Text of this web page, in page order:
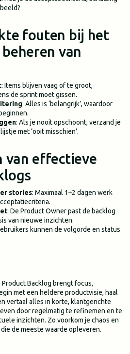
fouten bij het
van
: Items blijven vaag of te groot,
de sprint moet gissen.
: Alles is ‘belangrijk’, waardoor
: Als je nooit opschoont, verzand je
met ‘ooit misschien’.
van effectieve
stories: Maximaal 1–2 dagen werk
: De Product Owner past de backlog
van nieuwe inzichten.
kunnen de volgorde en status
Backlog brengt focus,
met een heldere productvisie, haal
vertaal alles in korte, klantgerichte
door regelmatig te refinemen en te
inzichten. Zo voorkom je chaos en
de meeste waarde opleveren.